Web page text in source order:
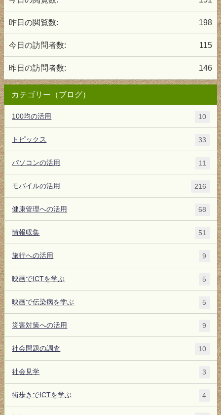
198
昨日の閲覧数:
115
今日の訪問者数:
146
昨日の訪問者数:
カテゴリー（ブログ）
100均の活用 10
トピックス 33
パソコンの活用 11
モバイルの活用 216
健康管理への活用 68
情報収集 51
旅行への活用 9
映画でICTを学ぶ 5
映画で伝染病を学ぶ 5
災害対策への活用 9
社会問題の調査 10
社会見学 3
街歩きでICTを学ぶ 4